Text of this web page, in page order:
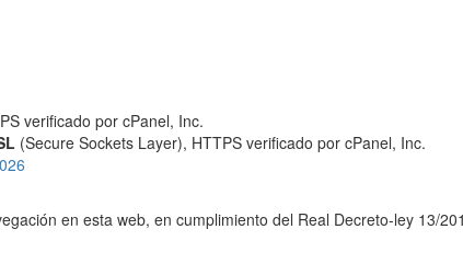
(Secure Sockets Layer), HTTPS verificado por cPanel, Inc.
en esta web, en cumplimiento del Real Decreto-ley 13/